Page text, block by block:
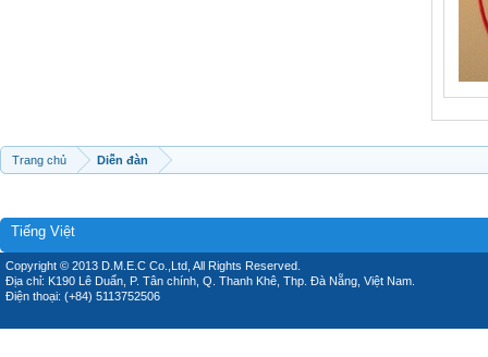
Trang chủ Diễn đàn
Tiếng Việt
Copyright © 2013 D.M.E.C Co.,Ltd, All Rights Reserved.
Địa chỉ: K190 Lê Duẩn, P. Tân chính, Q. Thanh Khê, Thp. Đà Nẵng, Việt Nam.
Điện thoại: (+84) 5113752506